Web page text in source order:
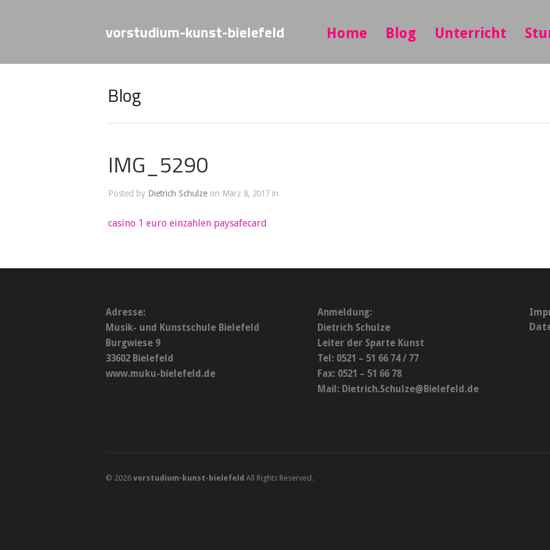
vorstudium-kunst-bielefeld Home Blog Unterricht
Blog
IMG_5290
Posted by Dietrich Schulze on März 8, 2017 in
casino 1 euro einzahlen paysafecard
Adresse:
Musik- und Kunstschule Bielefeld
Burgwiese 9
33602 Bielefeld
www.muku-bielefeld.de
Anmeldung:
Dietrich Schulze
Leiter der Sparte Kunst
Tel: 0521 – 51 66 74 / 77
Fax: 0521 – 51 66 78
Mail: Dietrich.Schulze@Bielefeld.de
© 2026 vorstudium-kunst-bielefeld All Rights Reserved.